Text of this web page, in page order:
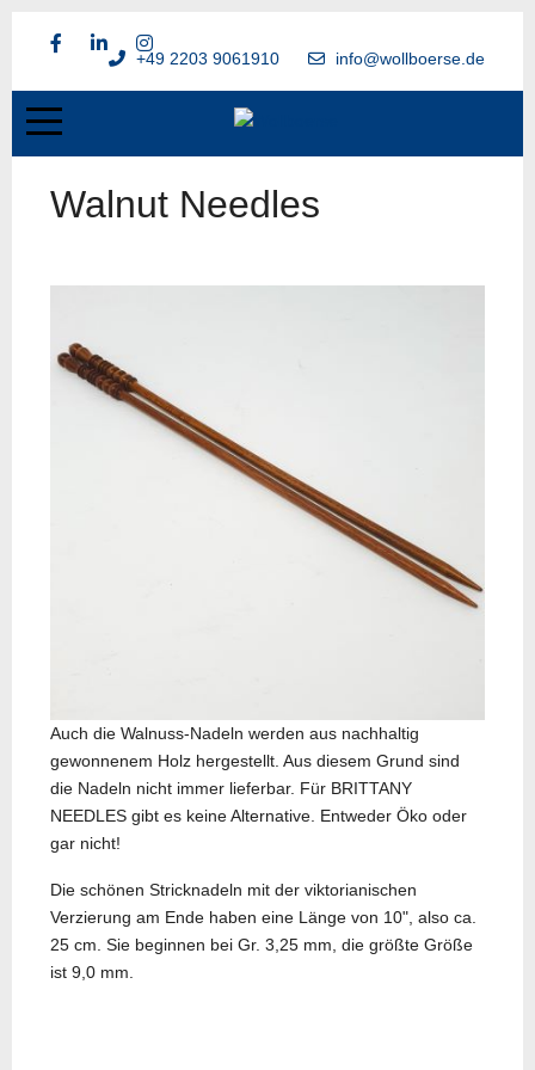
+49 2203 9061910 info@wollboerse.de
Walnut Needles
Auch die Walnuss-Nadeln werden aus nachhaltig
gewonnenem Holz hergestellt. Aus diesem Grund sind
die Nadeln nicht immer lieferbar. Für BRITTANY
NEEDLES gibt es keine Alternative. Entweder Öko oder
gar nicht!
Die schönen Stricknadeln mit der viktorianischen
Verzierung am Ende haben eine Länge von 10", also ca.
25 cm. Sie beginnen bei Gr. 3,25 mm, die größte Größe
ist 9,0 mm.